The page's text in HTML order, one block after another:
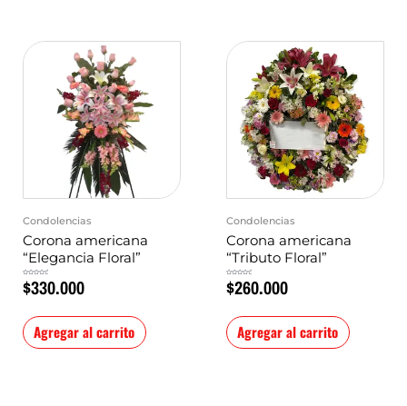
Condolencias
Corona americana
“Elegancia Floral”
en
0
de
$330.000
Agregar al carrito
Condolencias
Corona americana
“Tributo Floral”
en
0
de
$260.000
Agregar al carrito